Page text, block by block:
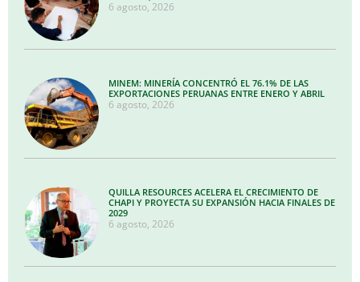
6 agosto, 2026
MINEM: MINERÍA CONCENTRÓ EL 76.1% DE LAS
EXPORTACIONES PERUANAS ENTRE ENERO Y ABRIL
6 agosto, 2026
QUILLA RESOURCES ACELERA EL CRECIMIENTO DE
CHAPI Y PROYECTA SU EXPANSIÓN HACIA FINALES DE
2029
6 agosto, 2026